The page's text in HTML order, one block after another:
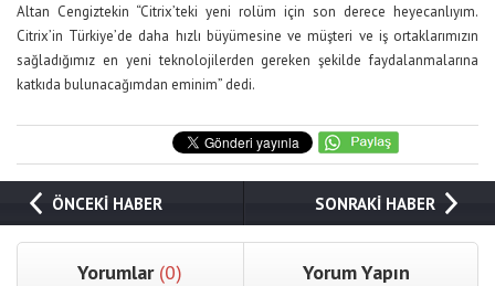
Altan Cengiztekin “Citrix’teki yeni rolüm için son derece heyecanlıyım.
Citrix’in Türkiye’de daha hızlı büyümesine ve müşteri ve iş ortaklarımızın
sağladığımız en yeni teknolojilerden gereken şekilde faydalanmalarına
katkıda bulunacağımdan eminim” dedi.
ÖNCEKİ HABER SONRAKİ HABER
Yorumlar (0) Yorum Yapın